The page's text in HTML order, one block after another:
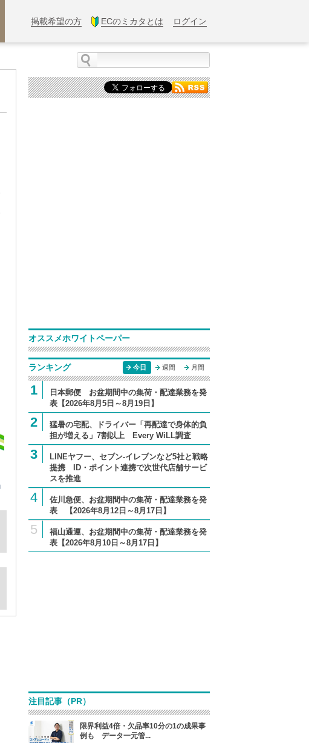
掲載希望の方 ECのミカタとは ログイン
オススメホワイトペーパー
ランキング 今日 週間 月間
1
日本郵便 お盆期間中の集荷・配達業務を発
表【2026年8月5日～8月19日】
2
猛暑の宅配、ドライバー「再配達で身体的負
担が増える」7割以上 Every WiLL調査
3
LINEヤフー、セブン-イレブンなど5社と戦略
提携 ID・ポイント連携で次世代店舗サービ
スを推進
4
佐川急便、お盆期間中の集荷・配達業務を発
表 【2026年8月12日～8月17日】
5
福山通運、お盆期間中の集荷・配達業務を発
表【2026年8月10日～8月17日】
注目記事（PR）
限界利益4倍・欠品率10分の1の成果事
例も データ一元管...